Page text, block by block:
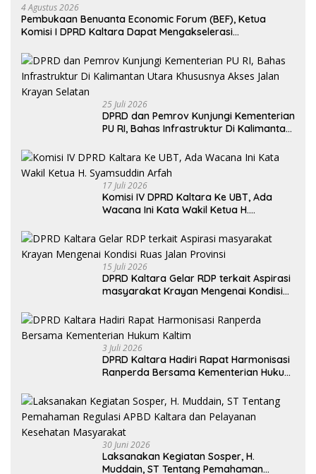
4 Agustus 2026
Pembukaan Benuanta Economic Forum (BEF), Ketua
Komisi I DPRD Kaltara Dapat Mengakselerasi
25 Juli 2026
DPRD dan Pemrov Kunjungi Kementerian
PU RI, Bahas Infrastruktur Di Kalimantan
Selatan
17 Juli 2026
Komisi IV DPRD Kaltara Ke UBT, Ada
Wacana Ini Kata Wakil Ketua H.
15 Juli 2026
DPRD Kaltara Gelar RDP terkait Aspirasi
masyarakat Krayan Mengenai Kondisi
3 Juli 2026
DPRD Kaltara Hadiri Rapat Harmonisasi
Ranperda Bersama Kementerian Hukum
30 Juni 2026
Laksanakan Kegiatan Sosper, H.
Muddain, ST Tentang Pemahaman